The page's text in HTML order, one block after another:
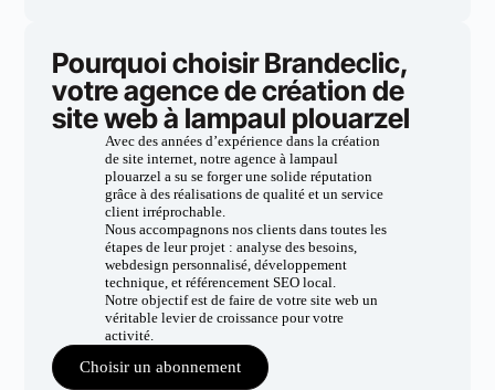
Pourquoi choisir Brandeclic,
votre agence de création de
site web à lampaul plouarzel
Avec des années d’expérience dans la création
de site internet, notre agence à lampaul
plouarzel a su se forger une solide réputation
grâce à des réalisations de qualité et un service
client irréprochable.
Nous accompagnons nos clients dans toutes les
étapes de leur projet : analyse des besoins,
webdesign personnalisé, développement
technique, et référencement SEO local.
Notre objectif est de faire de votre site web un
véritable levier de croissance pour votre
activité.
Choisir un abonnement